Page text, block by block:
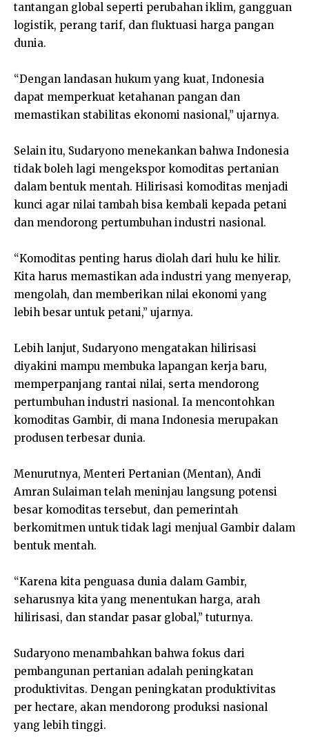
tantangan global seperti perubahan iklim, gangguan
logistik, perang tarif, dan fluktuasi harga pangan
dunia.
“Dengan landasan hukum yang kuat, Indonesia
dapat memperkuat ketahanan pangan dan
memastikan stabilitas ekonomi nasional,” ujarnya.
Selain itu, Sudaryono menekankan bahwa Indonesia
tidak boleh lagi mengekspor komoditas pertanian
dalam bentuk mentah. Hilirisasi komoditas menjadi
kunci agar nilai tambah bisa kembali kepada petani
dan mendorong pertumbuhan industri nasional.
“Komoditas penting harus diolah dari hulu ke hilir.
Kita harus memastikan ada industri yang menyerap,
mengolah, dan memberikan nilai ekonomi yang
lebih besar untuk petani,” ujarnya.
Lebih lanjut, Sudaryono mengatakan hilirisasi
diyakini mampu membuka lapangan kerja baru,
memperpanjang rantai nilai, serta mendorong
pertumbuhan industri nasional. Ia mencontohkan
komoditas Gambir, di mana Indonesia merupakan
produsen terbesar dunia.
Menurutnya, Menteri Pertanian (Mentan), Andi
Amran Sulaiman telah meninjau langsung potensi
besar komoditas tersebut, dan pemerintah
berkomitmen untuk tidak lagi menjual Gambir dalam
bentuk mentah.
“Karena kita penguasa dunia dalam Gambir,
seharusnya kita yang menentukan harga, arah
hilirisasi, dan standar pasar global,” tuturnya.
Sudaryono menambahkan bahwa fokus dari
pembangunan pertanian adalah peningkatan
produktivitas. Dengan peningkatan produktivitas
per hectare, akan mendorong produksi nasional
yang lebih tinggi.